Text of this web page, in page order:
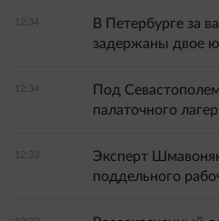
12:34
В Петербурге за
задержаны двое
12:34
Под
палаточного
12:33
Эксперт
поддельного